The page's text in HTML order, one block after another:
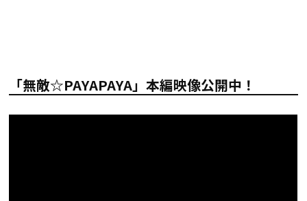
「無敵☆PAYAPAYA」本編映像公開中！